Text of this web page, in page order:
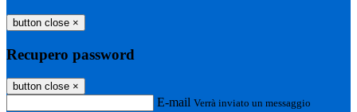
button close ×
Recupero password
button close ×
E-mail Verrà inviato un messaggio